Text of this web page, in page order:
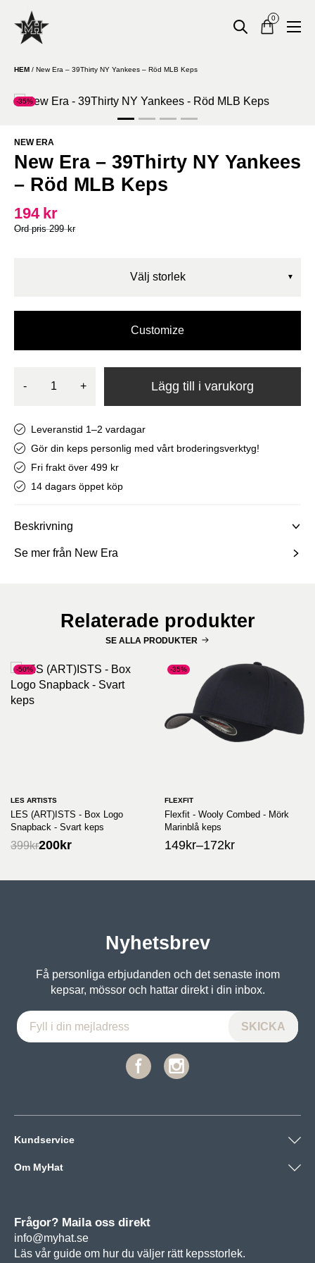
0
HEM / New Era – 39Thirty NY Yankees – Röd MLB Keps
-35%
NEW ERA
New Era – 39Thirty NY Yankees
– Röd MLB Keps
299 kr
194 kr
Välj storlek
Customize
- + Lägg till i varukorg
Leveranstid 1–2 vardagar
Gör din keps personlig med vårt broderingsverktyg!
Fri frakt över 499 kr
14 dagars öppet köp
Beskrivning
Se mer från New Era
Relaterade produkter
SE ALLA PRODUKTER
-50%
LES ARTISTS
LES (ART)ISTS - Box Logo
Snapback - Svart keps
399kr200kr
-35%
FLEXFIT
Flexfit - Wooly Combed - Mörk
Marinblå keps
149kr–172kr
Nyhetsbrev
Få personliga erbjudanden och det senaste inom
kepsar, mössor och hattar direkt i din inbox.
Kundservice
Om MyHat
Frågor? Maila oss direkt
info@myhat.se
Läs vår guide om hur du väljer rätt kepsstorlek.